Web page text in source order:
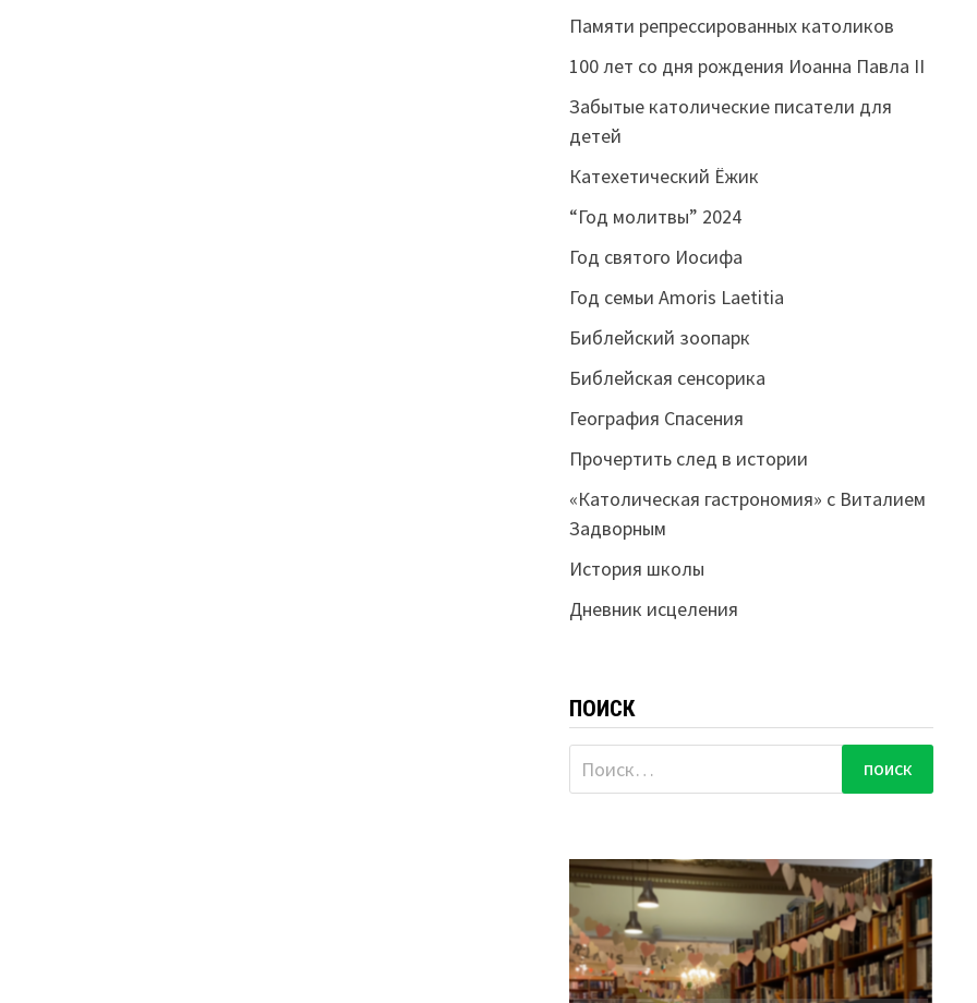
Памяти репрессированных католиков
100 лет со дня рождения Иоанна Павла II
Забытые католические писатели для
детей
Катехетический Ёжик
“Год молитвы” 2024
Год святого Иосифа
Год семьи Amoris Laetitia
Библейский зоопарк
Библейская сенсорика
География Спасения
Прочертить след в истории
«Католическая гастрономия» с Виталием
Задворным
История школы
Дневник исцеления
ПОИСК
Найти: